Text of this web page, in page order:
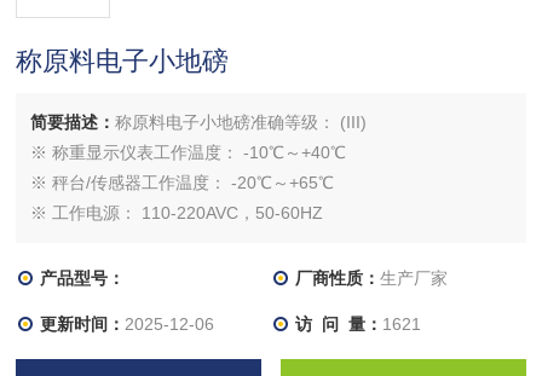
称原料电子小地磅
简要描述：称原料电子小地磅准确等级： (III)
※ 称重显示仪表工作温度： -10℃～+40℃
※ 秤台/传感器工作温度： -20℃～+65℃
※ 工作电源： 110-220AVC，50-60HZ
产品型号： 厂商性质： 生产厂家
更新时间： 2025-12-06 访 问 量： 1621